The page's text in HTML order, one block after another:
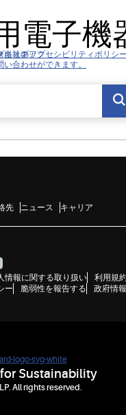
当社のアクセシビリティポリシ
合わせができます。
にスキップ
キップ
電子機
先
ニュース キャリア
情報に関する取り扱い 利用規
ー
脆弱性を報告する 政府情
Sustainability
All rights reserved.